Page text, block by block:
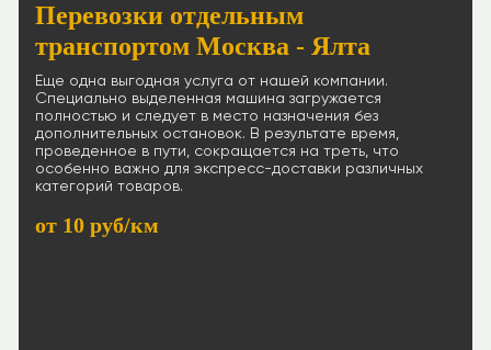
Перевозки отдельным
транспортом Москва - Ялта
Еще одна выгодная услуга от нашей компании.
Специально выделенная машина загружается
полностью и следует в место назначения без
дополнительных остановок. В результате время,
проведенное в пути, сокращается на треть, что
особенно важно для экспресс-доставки различных
категорий товаров.
от 10 руб/км